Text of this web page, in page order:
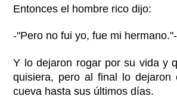
Entonces el hombre rico dijo:
-"Pero no fui yo, fue mi hermano."-
Y lo dejaron rogar por su vida y
quisiera, pero al final lo dejaron
cueva hasta sus últimos días.